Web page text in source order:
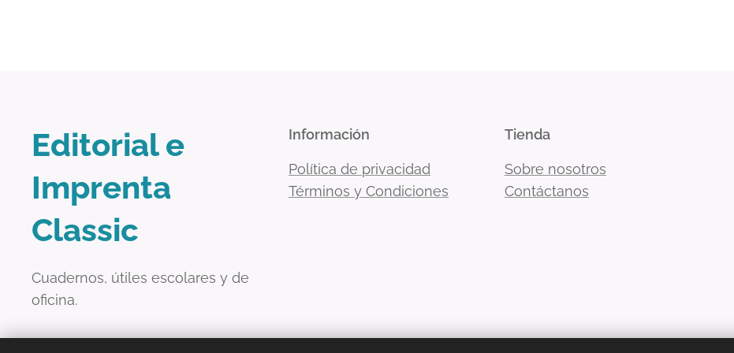
Editorial e
Imprenta
Classic
Cuadernos, útiles escolares y de
oficina.
Información
Política de privacidad
Términos y Condiciones
Tienda
Sobre nosotros
Contáctanos